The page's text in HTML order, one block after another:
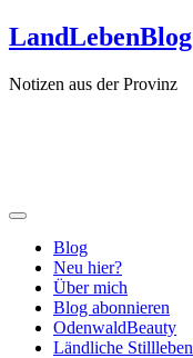
Zum
Inhalt
LandLebenBlog
Notizen aus der Provinz
Blog
Neu hier?
Über mich
Blog abonnieren
OdenwaldBeauty
Ländliche Stillleben